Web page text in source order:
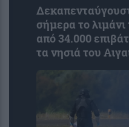
σήμερα το
από 34.000
τα νησιά του